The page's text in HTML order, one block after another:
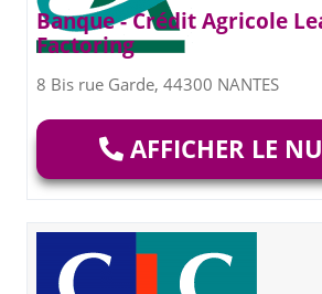
Banque - Crédit Agricole
Factoring
8 Bis rue Garde, 44300 NANTES
AFFICHER LE